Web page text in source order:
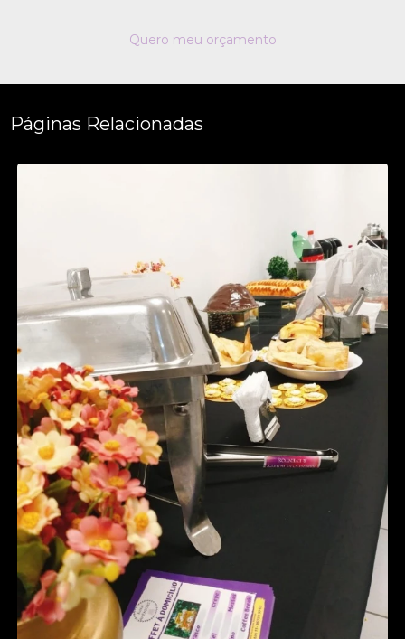
Quero meu orçamento
Páginas Relacionadas